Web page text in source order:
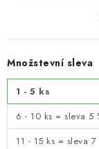
Množstevní sleva
1 - 5 ks
6 - 10 ks = sleva 5
11 - 15 ks = sleva 7